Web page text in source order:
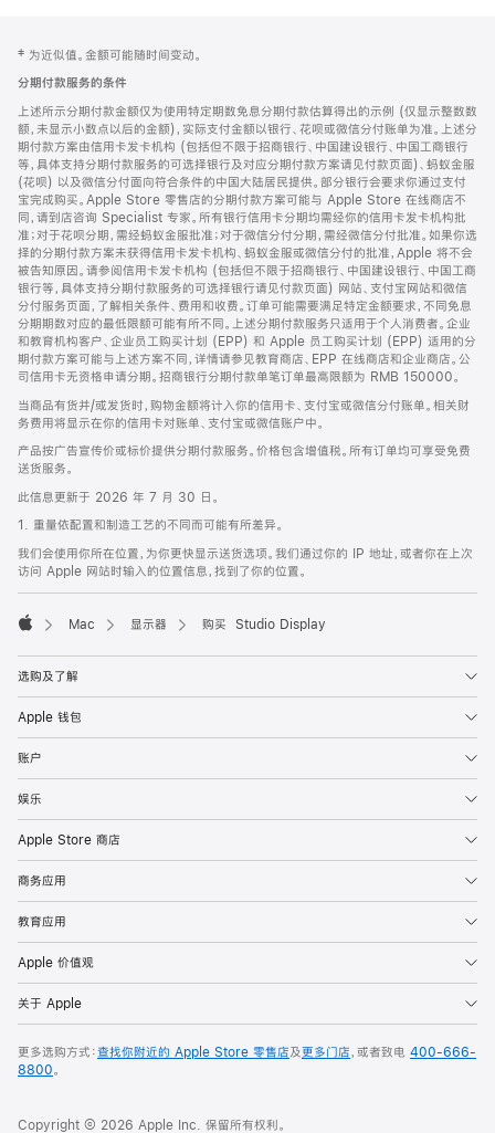
页
页
脚
注
‡ 为近似值。金额可能随时间变动。
分期付款服务的条件
上述所示分期付款金额仅为使用特定期数免息分期付款估算得出的示例 (仅显示整数数
额，未显示小数点以后的金额)，实际支付金额以银行、花呗或微信分付账单为准。上述分
期付款方案由信用卡发卡机构 (包括但不限于招商银行、中国建设银行、中国工商银行
等，具体支持分期付款服务的可选择银行及对应分期付款方案请见付款页面)、蚂蚁金服
(花呗) 以及微信分付面向符合条件的中国大陆居民提供。部分银行会要求你通过支付
宝完成购买。Apple Store 零售店的分期付款方案可能与 Apple Store 在线商店不
同，请到店咨询 Specialist 专家。所有银行信用卡分期均需经你的信用卡发卡机构批
准；对于花呗分期，需经蚂蚁金服批准；对于微信分付分期，需经微信分付批准。如果你选
择的分期付款方案未获得信用卡发卡机构、蚂蚁金服或微信分付的批准，Apple 将不会
被告知原因。请参阅信用卡发卡机构 (包括但不限于招商银行、中国建设银行、中国工商
银行等，具体支持分期付款服务的可选择银行请见付款页面) 网站、支付宝网站和微信
分付服务页面，了解相关条件、费用和收费。订单可能需要满足特定金额要求，不同免息
分期期数对应的最低限额可能有所不同。上述分期付款服务只适用于个人消费者。企业
和教育机构客户、企业员工购买计划 (EPP) 和 Apple 员工购买计划 (EPP) 适用的分
期付款方案可能与上述方案不同，详情请参见教育商店、EPP 在线商店和企业商店。公
司信用卡无资格申请分期。招商银行分期付款单笔订单最高限额为 RMB 150000。
当商品有货并/或发货时，购物金额将计入你的信用卡、支付宝或微信分付账单。相关财
务费用将显示在你的信用卡对账单、支付宝或微信账户中。
产品按广告宣传价或标价提供分期付款服务。价格包含增值税。所有订单均可享受免费
送货服务。
此信息更新于 2026 年 7 月 30 日。
1. 重量依配置和制造工艺的不同而可能有所差异。
我们会使用你所在位置，为你更快显示送货选项。我们通过你的 IP 地址，或者你在上次
访问 Apple 网站时输入的位置信息，找到了你的位置。
Mac 显示器 购买 Studio Display
选购及了解
Apple 钱包
账户
娱乐
Apple Store 商店
商务应用
教育应用
Apple 价值观
关于 Apple
更多选购方式：查找你附近的 Apple Store 零售店及更多门店，或者致电 400-666-
8800。
Copyright © 2026 Apple Inc. 保留所有权利。